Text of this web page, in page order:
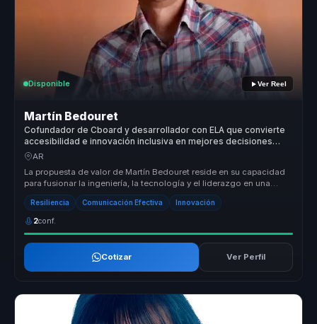
Disponible Ver Reel
Martín Bedouret
Cofundador de Cboard y desarrollador con ELA que convierte
accesibilidad e innovación inclusiva en mejores decisiones
para organizaciones.
AR
La propuesta de valor de Martín Bedouret reside en su capacidad
para fusionar la ingeniería, la tecnología y el liderazgo en una
oferta ú...
Resiliencia Comunicación Efectiva Innovación
2conf.
Cotizar Ver Perfil